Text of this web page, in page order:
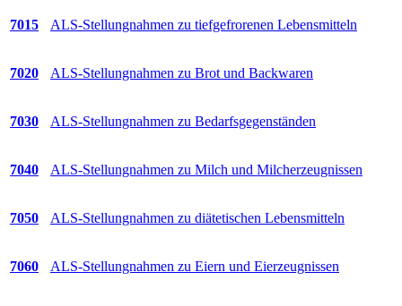
7015 ALS-Stellungnahmen zu tiefgefrorenen Lebensmitteln
7020 ALS-Stellungnahmen zu Brot und Backwaren
7030 ALS-Stellungnahmen zu Bedarfsgegenständen
7040 ALS-Stellungnahmen zu Milch und Milcherzeugnissen
7050 ALS-Stellungnahmen zu diätetischen Lebensmitteln
7060 ALS-Stellungnahmen zu Eiern und Eierzeugnissen